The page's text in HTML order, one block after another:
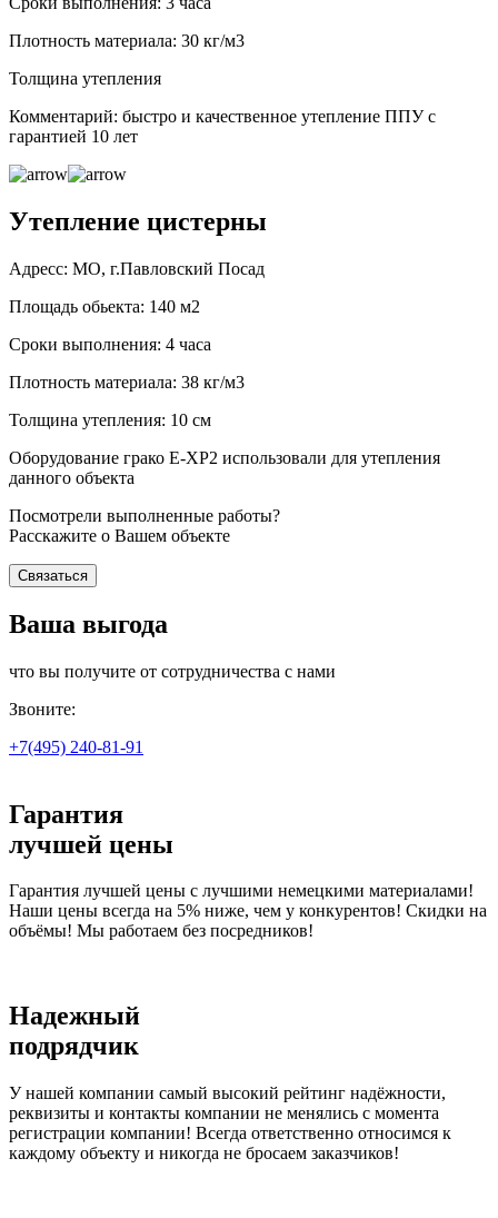
Плотность материала: 30 кг/м3
Толщина утепления
Комментарий: быстро и качественное утепление ППУ с
гарантией 10 лет
Утепление цистерны
Адресс: МО, г.Павловский Посад
Площадь обьекта: 140 м2
Сроки выполнения: 4 часа
Плотность материала: 38 кг/м3
Толщина утепления: 10 см
Оборудование грако Е-ХР2 использовали для утепления
данного объекта
Посмотрели выполненные работы?
Расскажите о Вашем объекте
Связаться
Ваша выгода
что вы получите от сотрудничества с нами
Звоните:
+7(495) 240-81-91
Гарантия
лучшей цены
Гарантия лучшей цены с лучшими немецкими материалами!
Наши цены всегда на 5% ниже, чем у конкурентов! Скидки на
объёмы! Мы работаем без посредников!
Надежный
подрядчик
У нашей компании самый высокий рейтинг надёжности,
реквизиты и контакты компании не менялись с момента
регистрации компании! Всегда ответственно относимся к
каждому объекту и никогда не бросаем заказчиков!